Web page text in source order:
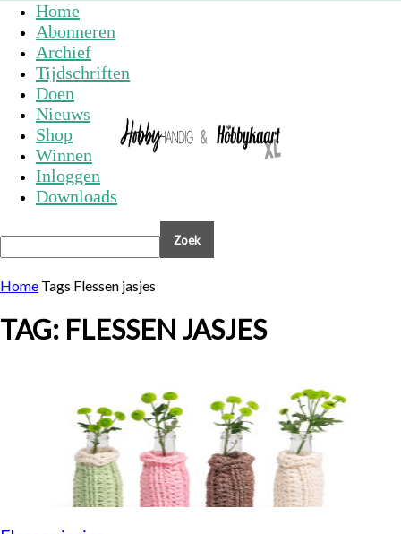
Home
Abonneren
Archief
Tijdschriften
Doen
Nieuws
Shop
Winnen
Inloggen
Downloads
Home Tags Flessen jasjes
TAG: FLESSEN JASJES